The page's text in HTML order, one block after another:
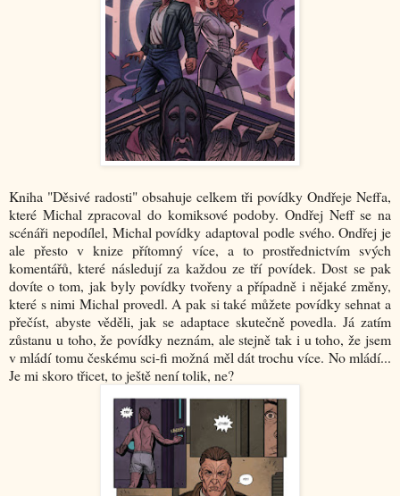
Kniha "Děsivé radosti" obsahuje celkem tři povídky Ondřeje Neffa,
které Michal zpracoval do komiksové podoby. Ondřej Neff se na
scénáři nepodílel, Michal povídky adaptoval podle svého. Ondřej je
ale přesto v knize přítomný více, a to prostřednictvím svých
komentářů, které následují za každou ze tří povídek. Dost se pak
dovíte o tom, jak byly povídky tvořeny a případně i nějaké změny,
které s nimi Michal provedl. A pak si také můžete povídky sehnat a
přečíst, abyste věděli, jak se adaptace skutečně povedla. Já zatím
zůstanu u toho, že povídky neznám, ale stejně tak i u toho, že jsem
v mládí tomu českému sci-fi možná měl dát trochu více. No mládí...
Je mi skoro třicet, to ještě není tolik, ne?